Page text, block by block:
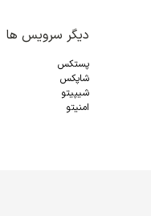
دیگر سرویس ها
پستکس
شاپکس
شیپیتو
امنیتو